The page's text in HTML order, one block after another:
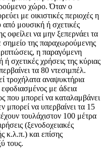
χώρο. Όταν ο
με οικιστικές περιοχές η
μουσική ή σχετικές
οφείλει να μην ξεπερνάει τα
σημείο της παραχωρούμενης
η παραγόμενη
σχετικές χρήσεις της κύριας
τα 80 ντεσιμπέλ.
τροχήλατα αναψυκτήρια
εφοδιασμένος με άδεια
που μπορεί να καταλαμβάνει
μπορεί να υπερβαίνει τα 15
τουλάχιστον 100 μέτρα
(ξενοδοχειακές
κ.λ.π.) και επίσης
τους.